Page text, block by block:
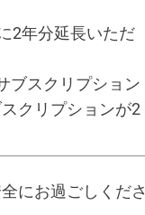
2年分延長いただ
ブスクリプション
クリプションが2
にお過ごしくださ